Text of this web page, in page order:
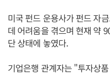
미국 펀드 운용사가 펀드 자
데 어려움을 겪으며 현재 약
단 상태에 놓였다.
기업은행 관계자는 "투자상